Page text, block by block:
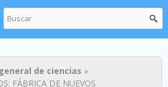
de ciencias »
FÁBRICA DE NUEVOS